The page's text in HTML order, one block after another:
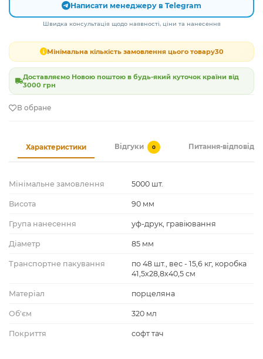
Написати менеджеру в Telegram
Швидка консультація щодо наявності, ціни та нанесення
Мінімальна кількість замовлення цього товару30
Доставляємо Новою поштою в будь-який куточок країни від
3000 грн
В обране
Характеристики Відгуки 0 Питання-відповідь
Мінімальне замовлення 5000 шт.
Висота 90 мм
Група нанесення уф-друк, гравіювання
Діаметр 85 мм
Транспортне пакування
по 48 шт., вес - 15,6 кг, коробка
41,5х28,8х40,5 см
Матеріал порцеляна
Об'єм 320 мл
Покриття софт тач